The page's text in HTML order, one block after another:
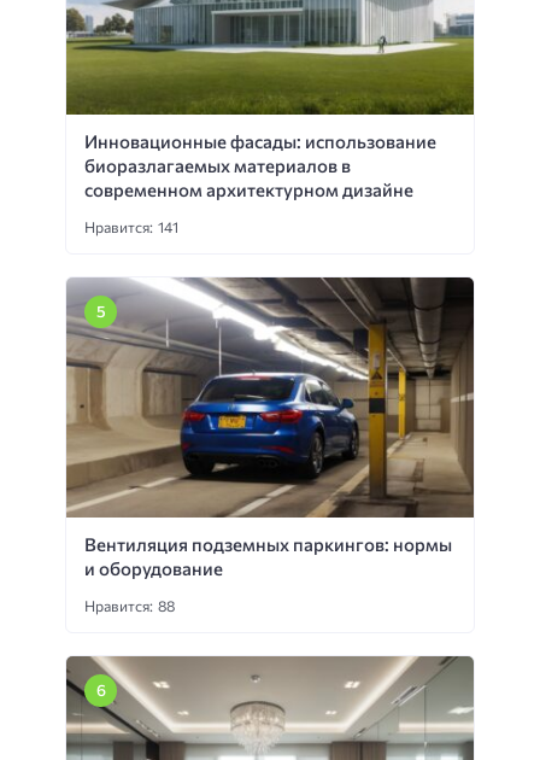
Инновационные фасады: использование
биоразлагаемых материалов в
современном архитектурном дизайне
Нравится: 141
Вентиляция подземных паркингов: нормы
и оборудование
Нравится: 88